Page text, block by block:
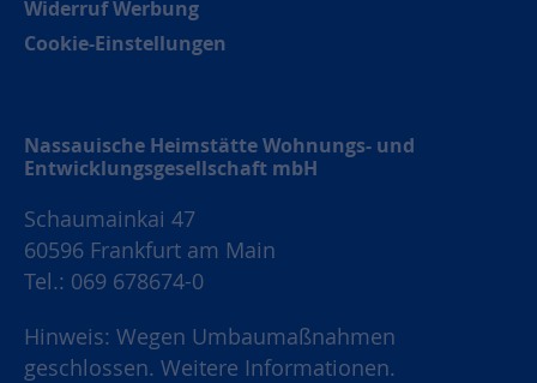
Widerruf Werbung
Cookie-Einstellungen
Nassauische Heimstätte Wohnungs- und
Entwicklungsgesellschaft mbH
Schaumainkai 47
60596 Frankfurt am Main
Tel.: 069 678674-0
Hinweis: Wegen Umbaumaßnahmen
geschlossen. Weitere Informationen.